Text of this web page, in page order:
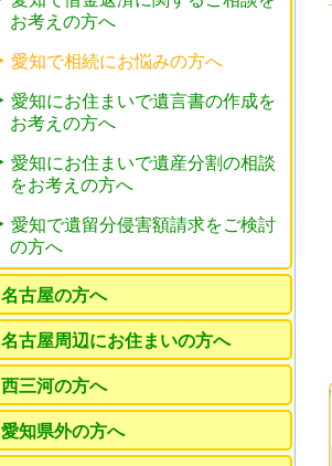
お考えの方へ
愛知で相続にお悩みの方へ
愛知にお住まいで遺言書の作成を
お考えの方へ
愛知にお住まいで遺産分割の相談
をお考えの方へ
愛知で遺留分侵害額請求をご検討
の方へ
名古屋の方へ
名古屋周辺にお住まいの方へ
西三河の方へ
愛知県外の方へ